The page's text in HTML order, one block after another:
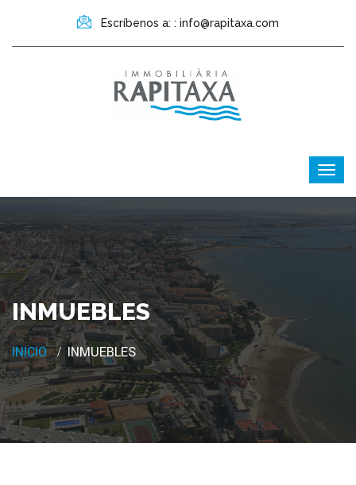
Escríbenos a: : info@rapitaxa.com
INMUEBLES
INICIO INMUEBLES